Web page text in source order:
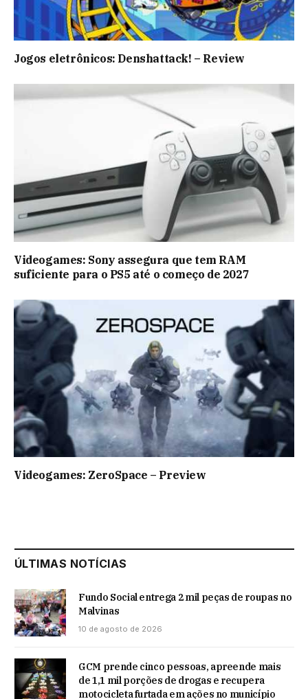
Jogos eletrônicos: Denshattack! – Review
Videogames: Sony assegura que tem RAM
suficiente para o PS5 até o começo de 2027
Videogames: ZeroSpace – Preview
ÚLTIMAS NOTÍCIAS
Fundo Social entrega 2 mil peças de roupas no
Malvinas
10 de agosto de 2026
GCM prende cinco pessoas, apreende mais
de 1,1 mil porções de drogas e recupera
motocicleta furtada em ações no município